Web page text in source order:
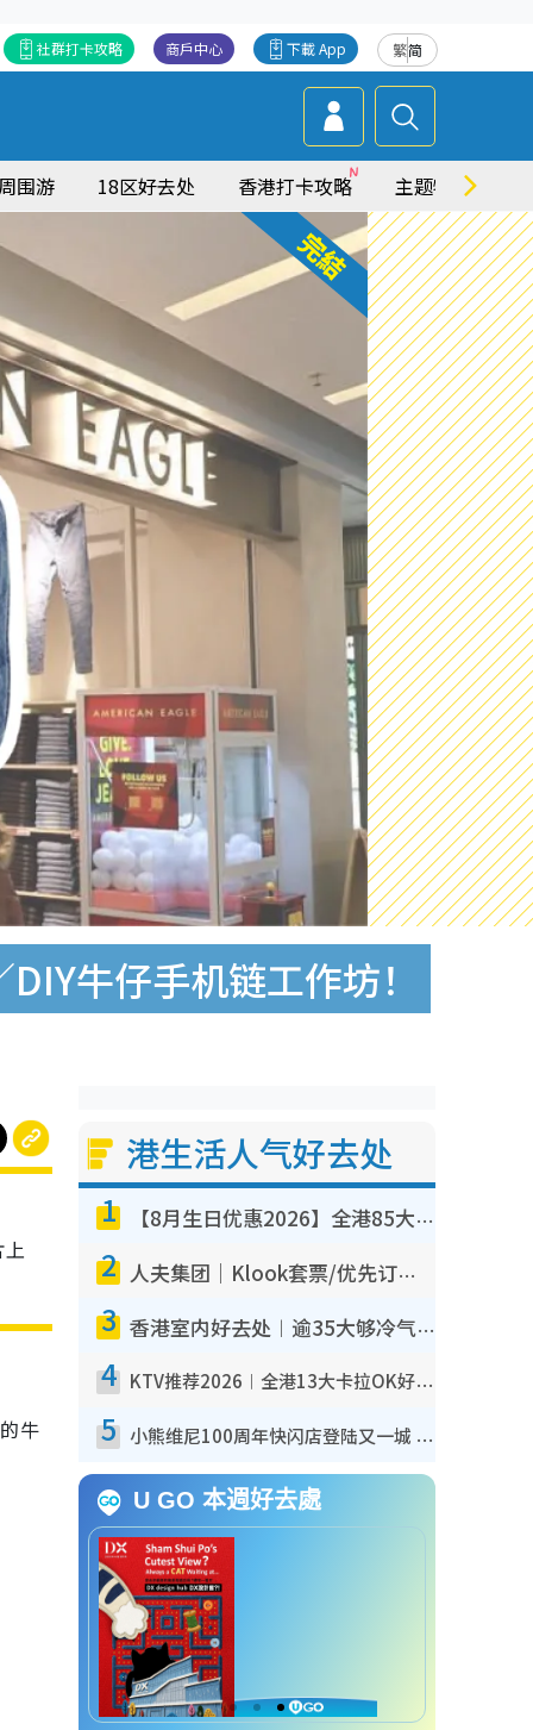
繁简
下載 App
商戶中心
社群打卡攻略
围游 18区好去处 香港打卡攻略 主题特集
牛仔手机链工作坊！
牛
港生活人气好去处
1 【8月生日优惠2026】全港85大食买玩著数攻略 自助餐/火锅放题同行免费＋诚品/DONKI送现金券
2 人夫集团｜Klook套票/优先订票/公开售票抢票攻略！附票价.购票连结.场地座位表
3 香港室内好去处︱逾35大够冷气室内好去处推荐 室内活动免费避雨无惧下雨
4 KTV推荐2026︱全港13大卡拉OK好去处！最低36元起 日语歌都有！(附地址+收费详情)
5 小熊维尼100周年快闪店登陆又一城 重现百亩森林经典场景／独家限定盲盒登场／专属DIY香水
U GO 本週好去處